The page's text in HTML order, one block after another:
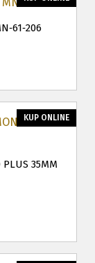
PLUS 35MM
KUP ONLINE